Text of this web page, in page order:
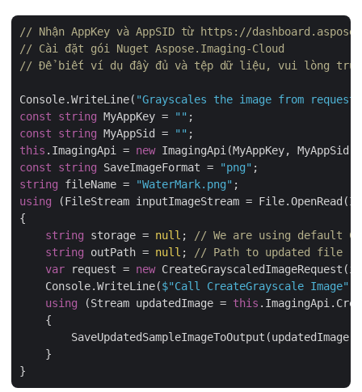
// Nhận AppKey và AppSID từ https://
// Cài đặt gói Nuget Aspose.Imaging-Cloud
// Để biết ví dụ đầy đủ và tệp dữ liệu, vui lòng truy
Console.WriteLine( "Grayscales the image from request
const
string MyAppKey = ""
const
string MyAppSid = ""
this .ImagingApi = new ImagingApi(MyAppKey, MyAppSid,
const
string SaveImageFormat = "png"
string fileName = "WaterMark.png"
using (FileStream inputImageStream =
{
string storage = null ;
// We are using default
string outPath = null ;
// Path to updated file (if
var request = new
    Console.WriteLine(
$"Call CreateGrayscale Image"
using (Stream updatedImage = this
    {
        SaveUpdatedSampleImageToOutput(updatedImage,
    }